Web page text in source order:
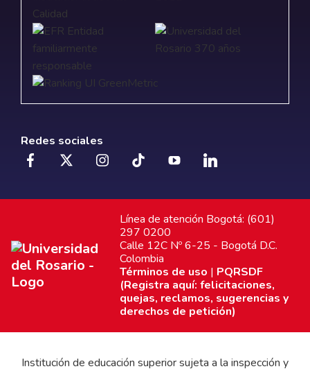
Redes sociales
Línea de atención Bogotá: (601)
297 0200
Calle 12C Nº 6-25 - Bogotá D.C.
Colombia
Términos de uso | PQRSDF
(Registra aquí: felicitaciones,
quejas, reclamos, sugerencias y
derechos de petición)
Institución de educación superior sujeta a la inspección y